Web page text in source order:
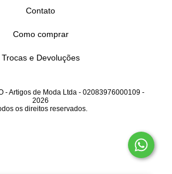
Contato
Como comprar
Trocas e Devoluções
- Artigos de Moda Ltda - 02083976000109 -
2026
os direitos reservados.